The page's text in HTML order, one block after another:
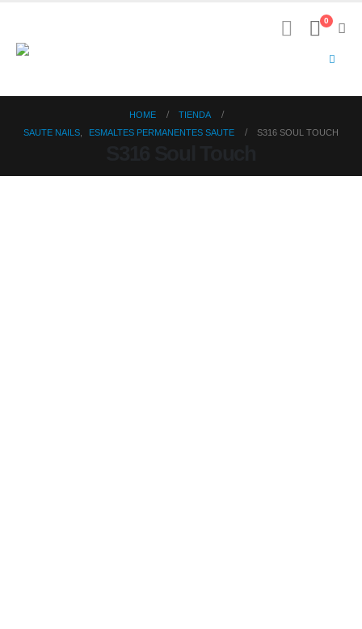
0
HOME
TIENDA
SAUTE NAILS
ESMALTES PERMANENTES SAUTE S316 SOUL TOUCH